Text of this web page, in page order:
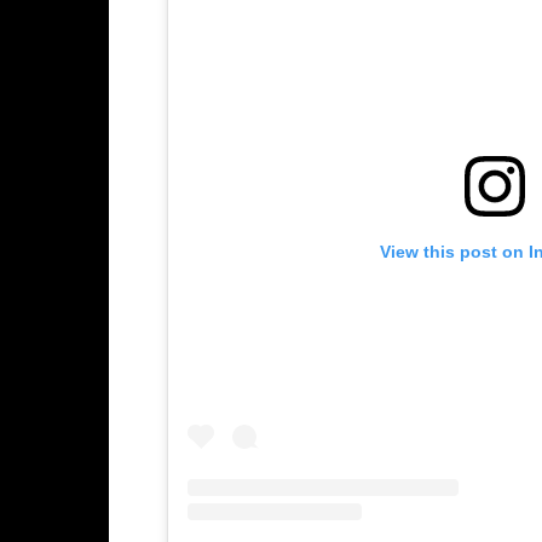
View this post on